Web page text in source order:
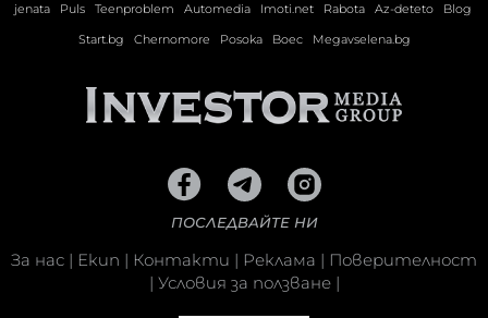
jenata
Puls Teenproblem Automedia Imoti.net Rabota Az-deteto
Blog
Start.bg
Chernomore Posoka Boec Megavselena.bg
ПОСЛЕДВАЙТЕ НИ
За нас | Екип | Контакти | Реклама | Поверителност
| Условия за ползване|